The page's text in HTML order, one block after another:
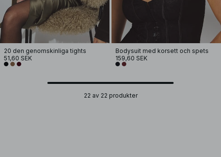
20 den genomskinliga tights
51,60 SEK
Bodysuit med korsett och spets
159,60 SEK
22 av 22 produkter